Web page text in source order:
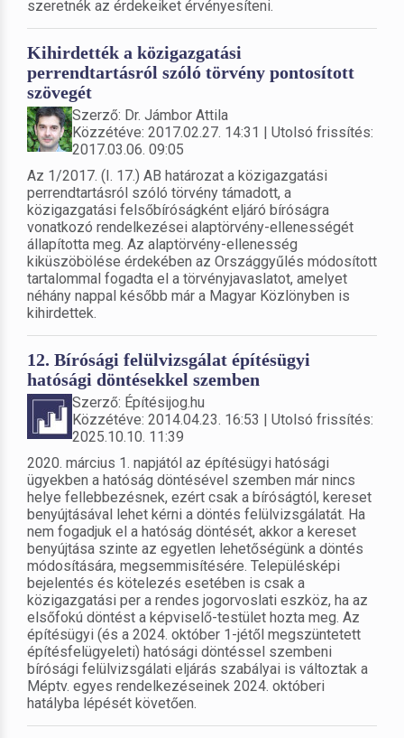
szeretnék az érdekeiket érvényesíteni.
Kihirdették a közigazgatási
perrendtartásról szóló törvény pontosított
szövegét
Szerző: Dr. Jámbor Attila
Közzétéve: 2017.02.27. 14:31 | Utolsó frissítés:
2017.03.06. 09:05
Az 1/2017. (I. 17.) AB határozat a közigazgatási
perrendtartásról szóló törvény támadott, a
közigazgatási felsőbíróságként eljáró bíróságra
vonatkozó rendelkezései alaptörvény-ellenességét
állapította meg. Az alaptörvény-ellenesség
kiküszöbölése érdekében az Országgyűlés módosított
tartalommal fogadta el a törvényjavaslatot, amelyet
néhány nappal később már a Magyar Közlönyben is
kihirdettek.
12. Bírósági felülvizsgálat építésügyi
hatósági döntésekkel szemben
Szerző: Építésijog.hu
Közzétéve: 2014.04.23. 16:53 | Utolsó frissítés:
2025.10.10. 11:39
2020. március 1. napjától az építésügyi hatósági
ügyekben a hatóság döntésével szemben már nincs
helye fellebbezésnek, ezért csak a bíróságtól, kereset
benyújtásával lehet kérni a döntés felülvizsgálatát. Ha
nem fogadjuk el a hatóság döntését, akkor a kereset
benyújtása szinte az egyetlen lehetőségünk a döntés
módosítására, megsemmisítésére. Településképi
bejelentés és kötelezés esetében is csak a
közigazgatási per a rendes jogorvoslati eszköz, ha az
elsőfokú döntést a képviselő-testület hozta meg. Az
építésügyi (és a 2024. október 1-jétől megszüntetett
építésfelügyeleti) hatósági döntéssel szembeni
bírósági felülvizsgálati eljárás szabályai is változtak a
Méptv. egyes rendelkezéseinek 2024. októberi
hatályba lépését követően.